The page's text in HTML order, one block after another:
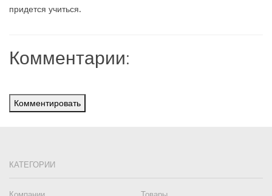
придется учиться.
Комментарии:
Комментировать
КАТЕГОРИИ